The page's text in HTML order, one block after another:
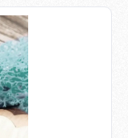
als kleine
eine zauberhafte
der Druck
die Zahndose